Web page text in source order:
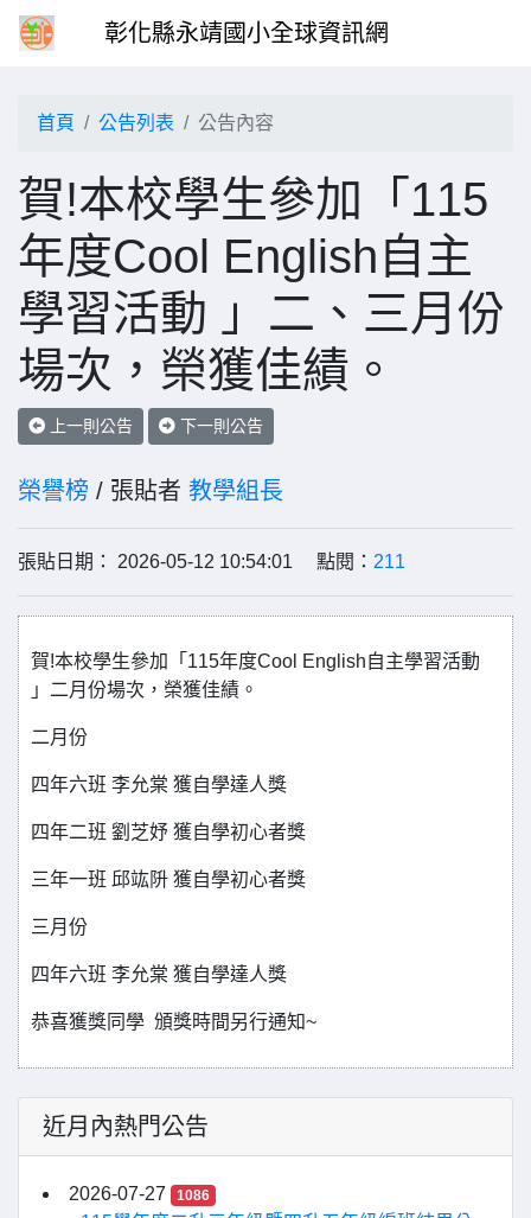
彰化縣永靖國小全球資訊網
首頁 公告列表 公告內容
賀!本校學生參加「115
年度Cool English自主
學習活動 」二、三月份
場次，榮獲佳績。
上一則公告 下一則公告
榮譽榜 / 張貼者 教學組長
張貼日期： 2026-05-12 10:54:01 點閱： 211
賀!本校學生參加「115年度Cool English自主學習活動
」二月份場次，榮獲佳績。
二月份
四年六班 李允棠 獲自學達人獎
四年二班 劉芝妤 獲自學初心者獎
三年一班 邱竑阩 獲自學初心者獎
三月份
四年六班 李允棠 獲自學達人獎
恭喜獲獎同學 頒獎時間另行通知~
近月內熱門公告
2026-07-27 1086